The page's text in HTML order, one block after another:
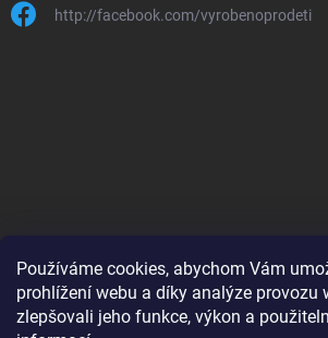
Používáme cookies, abychom Vám
prohlížení webu a díky analýze provozu
zlepšovali jeho funkce, výkon a
http://facebook.com/vyrobenoprodeti
B2B shop pro obchodníky -